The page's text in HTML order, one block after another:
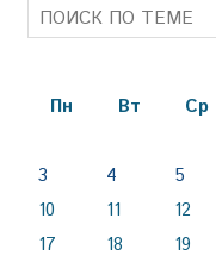
Пн
Вт Ср
3
4 5
10
11 12
17
18 19